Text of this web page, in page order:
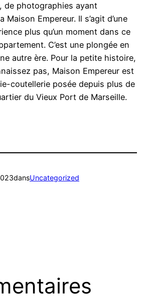
de photographies ayant
Maison Empereur. Il s’agit d’une
plus qu’un moment dans ce
C’est une plongée en
autre ère. Pour la petite histoire,
pas, Maison Empereur est
coutellerie posée depuis plus de
du Vieux Port de Marseille.
dansUncategorized